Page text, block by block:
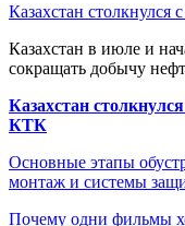
Казахстан столкнулся
Казахстан в июле и
сокращать добычу
Казахстан
КТК
Основные этапы
монтаж и системы
Почему одни фильмы